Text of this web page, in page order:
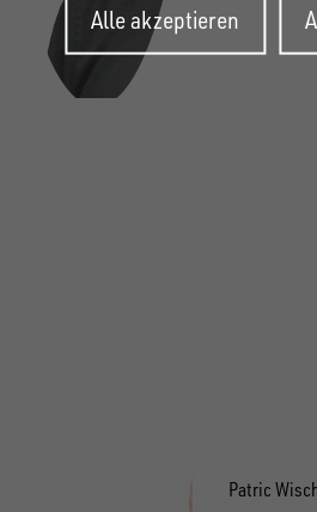
Patric
Alle akzeptieren